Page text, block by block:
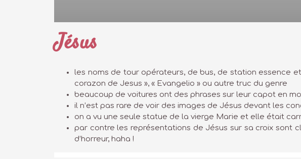
Jésus
les noms de tour opérateurs, de bus, de station essence
corazon de Jesus », « Evangelio » ou autre truc du genre
beaucoup de voitures ont des phrases sur leur capot en
il n’est pas rare de voir des images de Jésus devant les
on a vu une seule statue de la vierge Marie et elle était
par contre les représentations de Jésus sur sa croix sont
d’horreur, haha !